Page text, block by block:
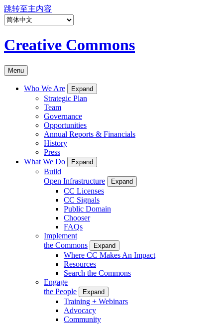
跳转至主内容
Creative Commons
Menu
Who We Are Expand
Strategic Plan
Team
Governance
Opportunities
Annual Reports & Financials
History
Press
What We Do
Expand
Build
Open Infrastructure
Expand
CC Licenses
CC Signals
Public Domain
Chooser
FAQs
Implement
the Commons
Expand
Where CC Makes An Impact
Resources
Search the Commons
Engage
the People
Expand
Training + Webinars
Advocacy
Community